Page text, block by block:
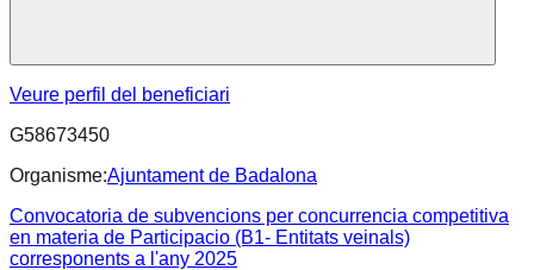
Veure perfil del beneficiari
G58673450
Organisme:Ajuntament de Badalona
Convocatoria de subvencions per concurrencia competitiva
en materia de Participacio (B1- Entitats veinals)
corresponents a l'any 2025